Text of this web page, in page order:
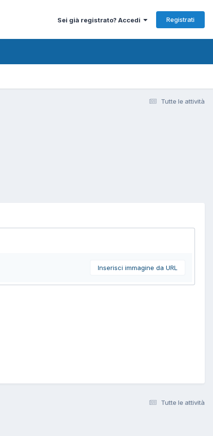
Sei già registrato? Accedi Registrati
Tutte le attività
Inserisci immagine da URL
Tutte le attività